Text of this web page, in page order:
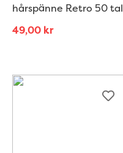
hårspänne Retro 50 tal
49,00 kr